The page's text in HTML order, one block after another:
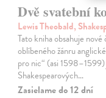
Dvě svatební
Lewis Theobald,
Tato kniha obsahuje
oblíbeného žánru
pro nic“ (asi
Shakespearových…
Zasielame do 12 dní